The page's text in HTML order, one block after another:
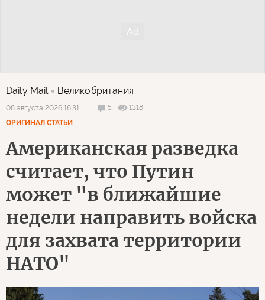
Daily Mail Великобритания
08 августа 2026 16:31 5
1318
ОРИГИНАЛ СТАТЬИ
Американская разведка
считает, что Путин
может "в ближайшие
недели направить войска
для захвата территории
НАТО"